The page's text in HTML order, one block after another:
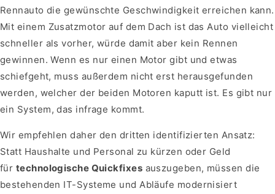
Rennauto die gewünschte Geschwindigkeit erreichen kann.
Mit einem Zusatzmotor auf dem Dach ist das Auto vielleicht
schneller als vorher, würde damit aber kein Rennen
gewinnen. Wenn es nur einen Motor gibt und etwas
schiefgeht, muss außerdem nicht erst herausgefunden
werden, welcher der beiden Motoren kaputt ist. Es gibt nur
ein System, das infrage kommt.
Wir empfehlen daher den dritten identifizierten Ansatz:
Statt Haushalte und Personal zu kürzen oder Geld
für technologische Quickfixes auszugeben, müssen die
bestehenden IT-Systeme und Abläufe modernisiert